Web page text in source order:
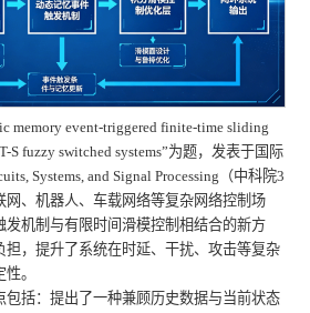
memory event-triggered finite-time sliding
S fuzzy switched systems”为题，发表于国际
Systems, and Signal Processing（中科院3
网、机器人、车载网络等复杂网络控制场
发机制与有限时间滑模控制相结合的新方
担，提升了系统在时延、干扰、攻击等复杂
。
包括：提出了一种兼顾历史数据与当前状态